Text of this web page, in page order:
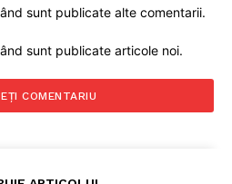
sunt publicate alte comentarii.
sunt publicate articole noi.